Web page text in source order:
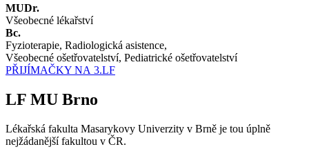
MUDr.
Všeobecné lékařství
Bc.
Fyzioterapie, Radiologická asistence,
Všeobecné ošetřovatelství, Pediatrické ošetřovatelství
PŘIJÍMAČKY NA 3.LF
LF MU Brno
Lékařská fakulta Masarykovy Univerzity v Brně je tou úplně
nejžádanější fakultou v ČR.